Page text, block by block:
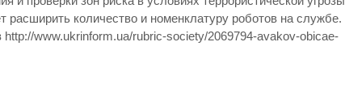
количество и номенклатуру роботов на службе.
http://www.ukrinform.ua/rubric-society/2069794-avakov-obicae-